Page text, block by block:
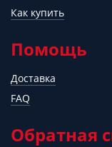
Как купить
Помощь
Доставка
FAQ
Обратная